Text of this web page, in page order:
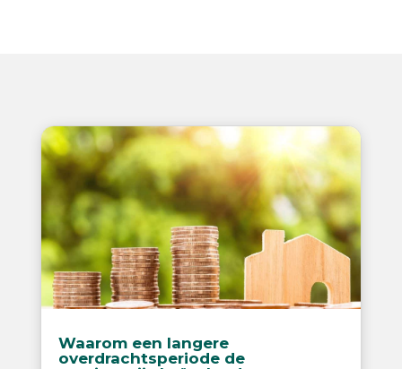
Waarom een langere
overdrachtsperiode de